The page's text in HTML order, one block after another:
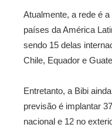
Atualmente, a rede é
países da América
sendo 15 delas
Chile, Equador e
Entretanto, a Bibi
previsão é implantar
nacional e 12 no